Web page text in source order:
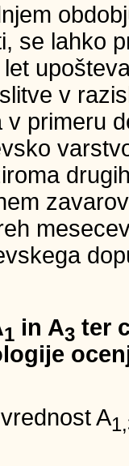
se lahko
v
primeru
1 in A3 ter
A